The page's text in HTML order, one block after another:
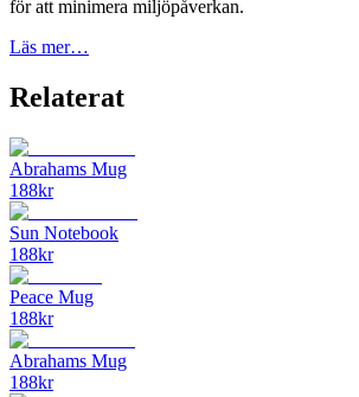
för att minimera miljöpåverkan.
Läs mer…
Relaterat
Abrahams Mug
188kr
Sun Notebook
188kr
Peace Mug
188kr
Abrahams Mug
188kr